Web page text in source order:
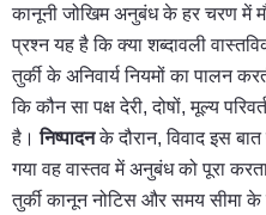
कानूनी जोखिम अनुबंध के हर चरण में
प्रश्न यह है कि क्या शब्दावली
तुर्की के अनिवार्य नियमों का पालन
कि कौन सा पक्ष देरी, दोषों, मूल्य
है।निष्पादनके दौरान, विवाद इस
गया वह वास्तव में अनुबंध को पूरा
तुर्की कानून नोटिस और समय सीमा के